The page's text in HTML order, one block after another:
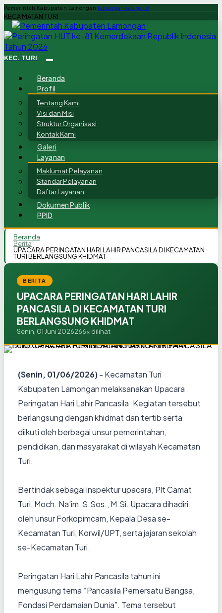
Pemerintah Kabupaten Lamongan lamongankab.go.id
KECAMATAN TURI
KEC. TURI
Beranda
Profil
Tentang Kami
Visi dan Misi
Struktur Organisasi
Kontak Kami
Galeri
Layanan
Maklumat Pelayanan
Standar Pelayanan
Daftar Layanan
Dokumen Publik
PPID
Beranda
Berita
UPACARA PERINGATAN HARI LAHIR PANCASILA DI KECAMATAN
TURI BERLANGSUNG KHIDMAT
BERITA
UPACARA PERINGATAN HARI LAHIR
PANCASILA DI KECAMATAN TURI
BERLANGSUNG KHIDMAT
Senin, 01 Juni 2026266x dilihat
(Senin, 01/06/2026)- Kecamatan Turi
Kabupaten Lamongan melaksanakan Upacara
Peringatan Hari Lahir Pancasila. Kegiatan tersebut
berlangsung dengan khidmat dan tertib serta
diikuti oleh berbagai unsur pemerintahan,
pendidikan, dan masyarakat di wilayah Kecamatan
Turi.
Bertindak sebagai inspektur upacara, Plt Camat
Turi, Moch. Na’im, S.Sos., M.Si. Upacara dihadiri
oleh unsur Forkopimcam, Kepala Desa se-
Kecamatan Turi, Korwil/UPT, serta jajaran sekolah
se-Kecamatan Turi.
Peringatan Hari Lahir Pancasila tahun ini
mengusung tema “Pancasila Pemersatu Bangsa,
Fondasi Perdamaian Dunia”. Tema tersebut